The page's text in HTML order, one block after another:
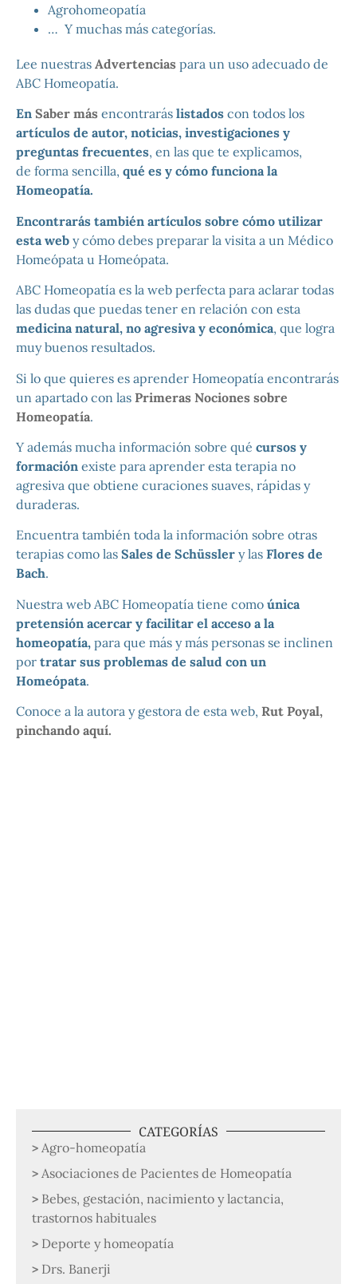
CATEGORÍAS
Agro-homeopatía
Asociaciones de Pacientes de Homeopatía
Bebes, gestación, nacimiento y lactancia,
trastornos habituales
Deporte y homeopatía
Drs. Banerji
Agrohomeopatía
… Y muchas más categorías.
Lee nuestras Advertencias para un uso adecuado de
ABC Homeopatía.
En Saber más encontrarás listados con todos los
artículos de autor, noticias, investigaciones y
preguntas frecuentes, en las que te explicamos,
de forma sencilla, qué es y cómo funciona la
Homeopatía.
Encontrarás también artículos sobre cómo utilizar
esta web y cómo debes preparar la visita a un Médico
Homeópata u Homeópata.
ABC Homeopatía es la web perfecta para aclarar todas
las dudas que puedas tener en relación con esta
medicina natural, no agresiva y económica, que logra
muy buenos resultados.
Si lo que quieres es aprender Homeopatía encontrarás
un apartado con las Primeras Nociones sobre
Homeopatía.
Y además mucha información sobre qué cursos y
formación existe para aprender esta terapia no
agresiva que obtiene curaciones suaves, rápidas y
duraderas.
Encuentra también toda la información sobre otras
terapias como las Sales de Schüssler y las Flores de
Bach.
Nuestra web ABC Homeopatía tiene como única
pretensión acercar y facilitar el acceso a la
homeopatía, para que más y más personas se inclinen
por tratar sus problemas de salud con un
Homeópata.
Conoce a la autora y gestora de esta web, Rut Poyal,
pinchando aquí.